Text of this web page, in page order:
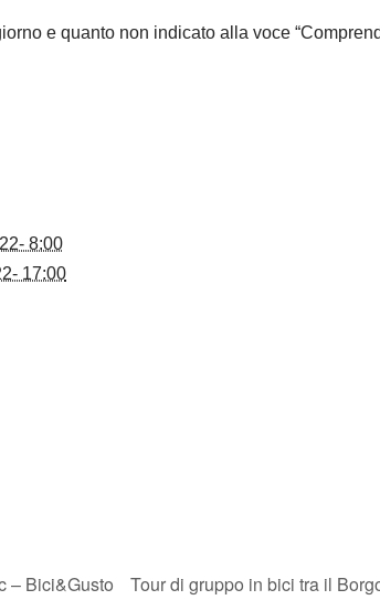
e quanto non indicato alla voce
8:00
17:00
– Bici&Gusto Tour di gruppo in bici tra il